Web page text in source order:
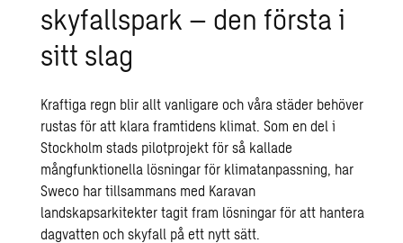
skyfallspark – den första i
sitt slag
Kraftiga regn blir allt vanligare och våra städer behöver
rustas för att klara framtidens klimat. Som en del i
Stockholm stads pilotprojekt för så kallade
mångfunktionella lösningar för klimatanpassning, har
Sweco har tillsammans med Karavan
landskapsarkitekter tagit fram lösningar för att hantera
dagvatten och skyfall på ett nytt sätt.